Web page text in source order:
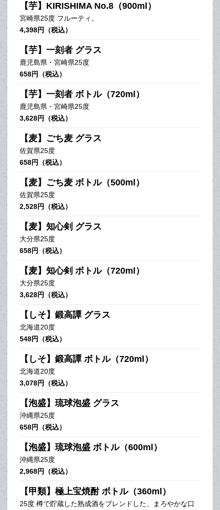
【芋】KIRISHIMA No.8（900ml）
宮崎県25度 フルーティ。
4,398円（税込）
【芋】一刻者 グラス
鹿児島県・宮崎県25度
658円（税込）
【芋】一刻者 ボトル（720ml）
鹿児島県・宮崎県25度
3,628円（税込）
【麦】ごち麦 グラス
佐賀県25度
658円（税込）
【麦】ごち麦 ボトル（500ml）
佐賀県25度
2,528円（税込）
【麦】知心剣 グラス
大分県25度
658円（税込）
【麦】知心剣 ボトル（720ml）
大分県25度
3,628円（税込）
【しそ】鍛高譚 グラス
北海道20度
548円（税込）
【しそ】鍛高譚 ボトル（720ml）
北海道20度
3,078円（税込）
【泡盛】琉球泡盛 グラス
沖縄県25度
658円（税込）
【泡盛】琉球泡盛 ボトル（600ml）
沖縄県25度
2,968円（税込）
【甲類】極上宝焼酎 ボトル（360ml）
25度 樽で貯蔵した熟成酒をブレンドした、まろやかな口